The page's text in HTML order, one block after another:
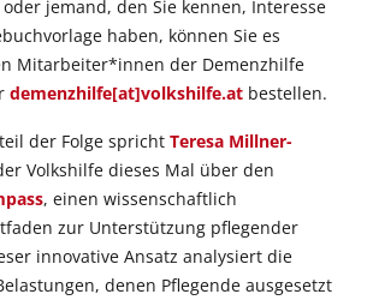
jemand, den Sie kennen, Interesse
haben, können Sie es
Mitarbeiter*innen der Demenzhilfe
demenzhilfe[at]volkshilfe.at bestellen.
der Folge spricht Teresa Millner-
Volkshilfe dieses Mal über den
, einen wissenschaftlich
zur Unterstützung pflegender
innovative Ansatz analysiert die
denen Pflegende ausgesetzt